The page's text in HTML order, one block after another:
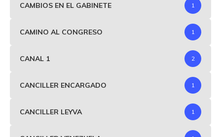
CAMBIOS EN EL GABINETE 1
CAMINO AL CONGRESO 1
CANAL 1 2
CANCILLER ENCARGADO 1
CANCILLER LEYVA 1